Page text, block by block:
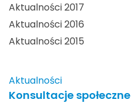
Aktualności 2017
Aktualności 2016
Aktualności 2015
Aktualności
Konsultacje społeczne